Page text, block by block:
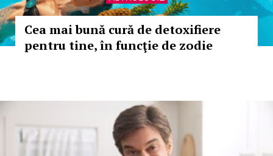
Cea mai bună cură de detoxifiere
pentru tine, în funcţie de zodie